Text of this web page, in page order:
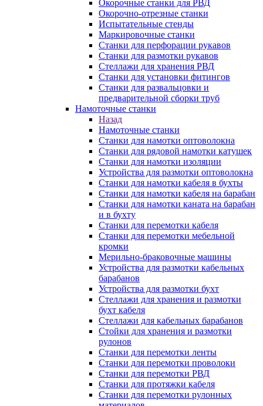
Окорочные станки для РВД
Окорочно-отрезные станки
Испытательные стенды
Маркировочные станки
Станки для перфорации рукавов
Станки для размотки рукавов
Стеллажи для хранения РВД
Станки для установки фитингов
Станки для развальцовки и
предварительной сборки труб
Намоточные станки
Назад
Намоточные станки
Станки для намотки оптоволокна
Станки для рядовой намотки катушек
Станки для намотки изоляции
Устройства для размотки оптоволокна
Станки для намотки кабеля в бухты
Станки для намотки кабеля на барабан
Станки для намотки каната на барабан
и в бухту
Станки для перемотки кабеля
Станки для перемотки мебельной
кромки
Мерильно-браковочные машины
Устройства для размотки кабельных
барабанов
Устройства для размотки бухт
Стеллажи для хранения и размотки
бухт кабеля
Стеллажи для кабельных барабанов
Стойки для хранения и размотки
рулонов
Станки для перемотки ленты
Станки для перемотки проволоки
Станки для перемотки РВД
Станки для протяжки кабеля
Станки для перемотки рулонных